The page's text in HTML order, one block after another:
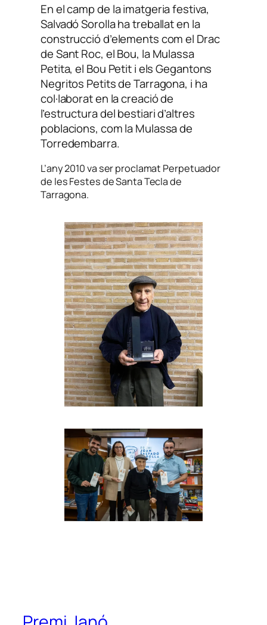
En el camp de la imatgeria festiva,
Salvadó Sorolla ha treballat en la
construcció d’elements com el Drac
de Sant Roc, el Bou, la Mulassa
Petita, el Bou Petit i els Gegantons
Negritos Petits de Tarragona, i ha
col·laborat en la creació de
l’estructura del bestiari d’altres
poblacions, com la Mulassa de
Torredembarra.
L’any 2010 va ser proclamat Perpetuador
de les Festes de Santa Tecla de
Tarragona.